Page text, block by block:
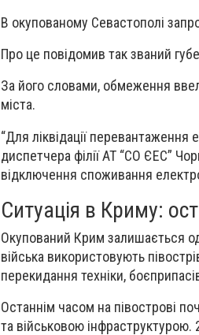
В окупованому Севастополі
Про це повідомив так званий
За його словами, обмеження
міста.
“Для ліквідації
диспетчера філії АТ “СО ЄЕС”
відключення споживання
Ситуація в Криму:
Окупований Крим залишається
війська використовують
перекидання техніки,
Останнім часом на півострові
та військовою